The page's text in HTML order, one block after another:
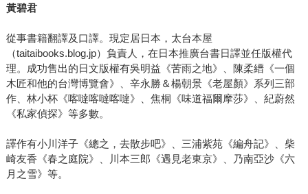
黃碧君
從事書籍翻譯及口譯。現定居日本，太台本屋
（taitaibooks.blog.jp）負責人，在日本推廣台書日譯並任版權代
理。成功售出的日文版權有吳明益《苦雨之地》、陳柔縉《一個
木匠和他的台灣博覽會》、辛永勝＆楊朝景《老屋顏》系列三部
作、林小杯《喀噠喀噠喀噠》、焦桐《味道福爾摩莎》、紀蔚然
《私家偵探》等多數。
譯作有小川洋子《總之，去散步吧》、三浦紫苑《編舟記》、柴
崎友香《春之庭院》、川本三郎《遇見老東京》、乃南亞沙《六
月之雪》等。